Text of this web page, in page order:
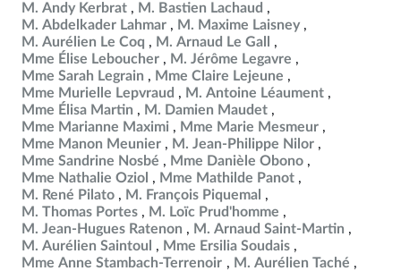
M. Andy Kerbrat
M. Bastien Lachaud
M. Abdelkader Lahmar
M. Maxime Laisney
M. Aurélien Le Coq
M. Arnaud Le Gall
Mme Élise Leboucher
M. Jérôme Legavre
Mme Sarah Legrain
Mme Claire Lejeune
Mme Murielle Lepvraud
M. Antoine Léaument
Mme Élisa Martin
M. Damien Maudet
Mme Marianne Maximi
Mme Marie Mesmeur
Mme Manon Meunier
M. Jean-Philippe Nilor
Mme Sandrine Nosbé
Mme Danièle Obono
Mme Nathalie Oziol
Mme Mathilde Panot
M. René Pilato
M. François Piquemal
M. Thomas Portes
M. Loïc Prud'homme
M. Jean-Hugues Ratenon
M. Arnaud Saint-Martin
M. Aurélien Saintoul
Mme Ersilia Soudais
Mme Anne Stambach-Terrenoir
M. Aurélien Taché